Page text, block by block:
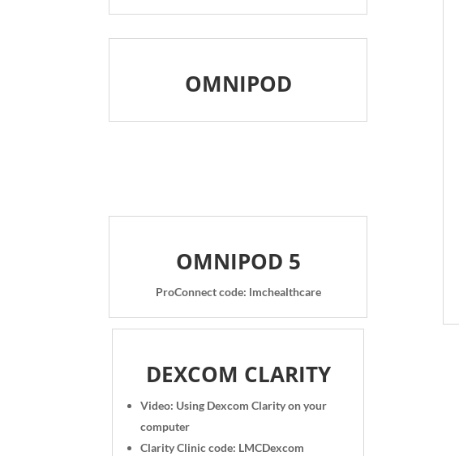
OMNIPOD
OMNIPOD 5
ProConnect code: lmchealthcare
DEXCOM CLARITY
Video: Using Dexcom Clarity on your
computer
Clarity Clinic code: LMCDexcom